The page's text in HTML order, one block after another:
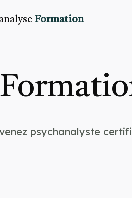
Formation
psychanalyste